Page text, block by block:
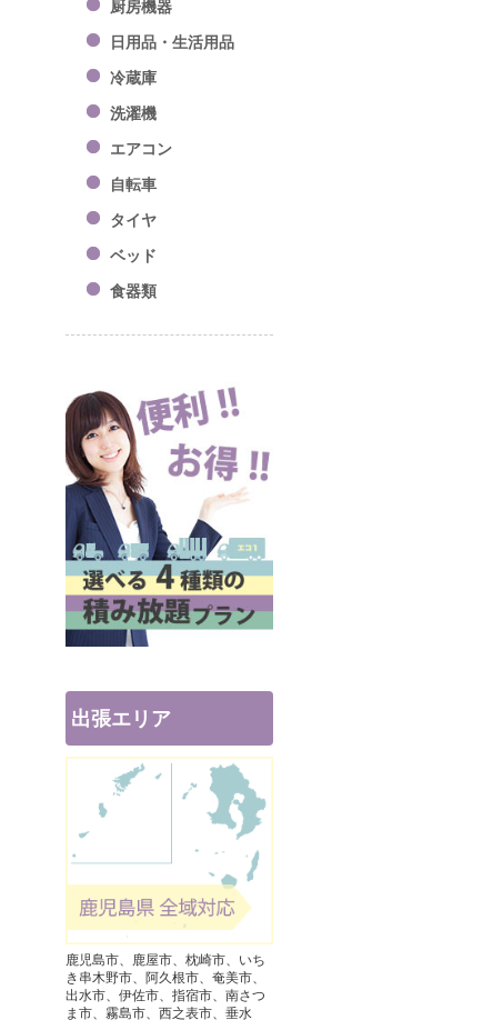
厨房機器
日用品・生活用品
冷蔵庫
洗濯機
エアコン
自転車
タイヤ
ベッド
食器類
出張エリア
鹿児島市、鹿屋市、枕崎市、いち
き串木野市、阿久根市、奄美市、
出水市、伊佐市、指宿市、南さつ
ま市、霧島市、西之表市、垂水